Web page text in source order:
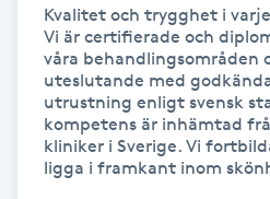
Nagelförlängning gelé
Nagelförlängning glasfiber
Nagelförlängning silke
Kvalitet och trygghet i
Vi är certifierade och
våra behandlingsområden
uteslutande med
utrustning enligt svensk
kompetens är inhämtad
kliniker i Sverige. Vi
ligga i framkant inom